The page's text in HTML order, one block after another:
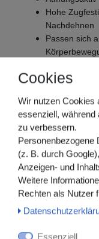
Hohe
Nachdehnen
Passen sich
Klammern/
Hoher
Artikel-Nr:
R1540
3
R1541
6
R1542
6
R1546
6
R1547
R1548
Cookies
Wir nutzen Cookies
essenziell, während
zu verbessern.
Personenbezogene
(z. B. durch
Anzeigen- und
Weitere
Rechten als Nutzer
Essenziell